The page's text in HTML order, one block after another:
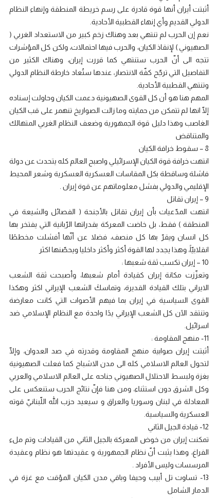
أثبتت أيران أنها قوة قادرة على رسم خريطة المنطقة وإنهاء النظام
الدولي القديم وأي إنهاء القطبية الأحادية.
نعم إن الحرب لم تنتهي بعد وهناك زخم كبير من الاستعداد الغربي (
الصهيوني ) لإنقاذ الكيان، والحرب فيها احتمالات، ولكن كل المؤشرات
تتجه الى أنّ الحرب ستنتهي كما قررت إيران، وهناك الكثير من
التفاصيل التي ترجّح كفّة الانتصار، عندها ستُعاد خارطة النظام الدولي
وتنتهي القطبية الأحادية.
المهم هنا هو أن كل القوى الصهيونية دعمت الكيان وحاولت إسناده
إلّا انها لم تتمكن من حمايته وما زالت الصواريخ تنهمر على قب الكيان
الغاصب وهذا دليل قوة الجمهورية وضعف النظام الغربي المتهالك
والمتناقض
8 – سقوط خرافة الكيان
انتهت خرافة قوة الكيان الإسرائيلي واصبح العالم كله يتحدث عن دولة
فاشلة وساقطة بكل المقاسات العسكرية العسكرية وشعر المحيط
الإقليمي والدولي بفشل معلوماتهم عن قوة إيران .
9 – إيران تقاتل
انتهت المدّعيات بأن إيران تقاتل بالأجنحة ( الفصائل والشيعة في
المنطقة ) فقط، بل خاضت المعركة بقدراتها الرّبانية التي يفتخر بها
كل انسان ويقرّ بها كل منصف، فضلا عن أنّها أفشلت مخططًا
انقلابيّاً، وهذا يجدد لها القوة أكثر وأكثر داخليا ويحصّنها اكثر
10 – إيران تكسب ثقة شعبها :
وتعزّزت مكانة إيران كقيادة أمام شعبها، وأصبحت ثقة الشعب
الايراني بتلك القيادة القديرة، وتماسكَ الشعب الإيراني اكثر وهكذا
القوى السياسية في إيران بما فيهم الأصوات التي كانت معارضة
وتنتقد الآن كل الشعب الإيراني يدًا واحدة مع النظام الإسلامي ضد
اسرائيل.
11- منهج المقاومة :
أثبتت إيران صوابية منهج المقاومة وقدرته في صد العدوان، وإلّا
لتحول العالم الاسلامي كله الى مدن الاشباح كما فعلت الصهيونية
بغزة ولبسط الاحتلال الصهيوني جناحه على العالم الاسلامي والعربي
وكل الشرق دون استثناء، ومن هنا فإنّ نتائج الحرب ستنعكس على
المعادلة في لبنان وسوريا والعراق و سيعيد حزب اللّه اللّبنانيّ قوته
العسكرية والسياسية.
12- قيادة الجيل الثاني
تمكنت إيران من خوض المعركة بالجيل الثاني من القيادات وتم ملء
الفراغ، وهذا يثبت أنّ نظام الجمهورية و عقيدتها هو نظام وعقيدة
المرسسات وليس الأفراد .
13- تساوت تل أبيب وحيفا وباقي مدن الكيان المؤقت مع غزة في
الدمار الشامل